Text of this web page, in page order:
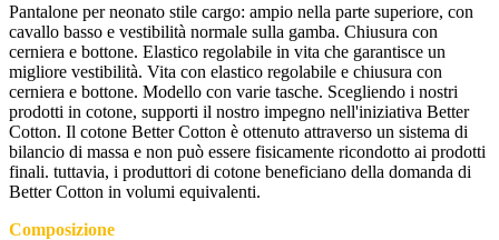
Pantalone per neonato stile cargo: ampio nella parte superiore, con
cavallo basso e vestibilità normale sulla gamba. Chiusura con
cerniera e bottone. Elastico regolabile in vita che garantisce un
migliore vestibilità. Vita con elastico regolabile e chiusura con
cerniera e bottone. Modello con varie tasche. Scegliendo i nostri
prodotti in cotone, supporti il nostro impegno nell'iniziativa Better
Cotton. Il cotone Better Cotton è ottenuto attraverso un sistema di
bilancio di massa e non può essere fisicamente ricondotto ai prodotti
finali. tuttavia, i produttori di cotone beneficiano della domanda di
Better Cotton in volumi equivalenti.
Composizione